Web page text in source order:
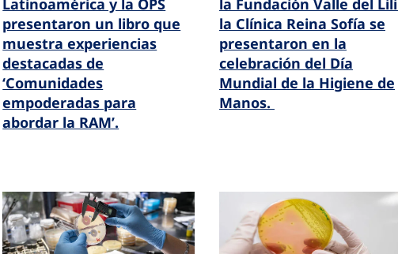
Latinoamérica y la OPS
presentaron un libro que
muestra experiencias
destacadas de
‘Comunidades
empoderadas para
abordar la RAM’.
la Fundación Valle del
la Clínica Reina Sofía se
presentaron en la
celebración del Día
Mundial de la Higiene de
Manos.